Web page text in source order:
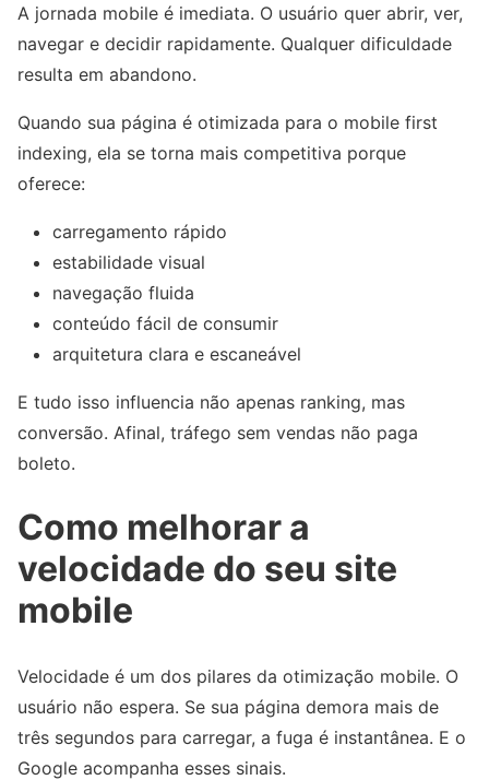
A jornada mobile é imediata. O usuário quer abrir, ver,
navegar e decidir rapidamente. Qualquer dificuldade
resulta em abandono.
Quando sua página é otimizada para o mobile first
indexing, ela se torna mais competitiva porque
oferece:
carregamento rápido
estabilidade visual
navegação fluida
conteúdo fácil de consumir
arquitetura clara e escaneável
E tudo isso influencia não apenas ranking, mas
conversão. Afinal, tráfego sem vendas não paga
boleto.
Como melhorar a
velocidade do seu site
mobile
Velocidade é um dos pilares da otimização mobile. O
usuário não espera. Se sua página demora mais de
três segundos para carregar, a fuga é instantânea. E o
Google acompanha esses sinais.